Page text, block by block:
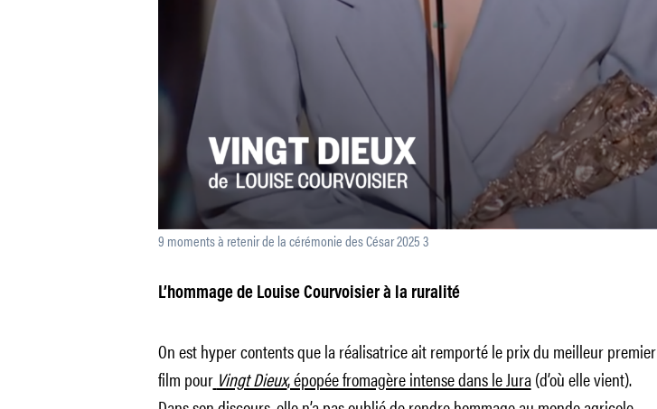
9 moments à retenir de la cérémonie des César 2025 3
L’hommage de Louise Courvoisier à la ruralité
On est hyper contents que la réalisatrice ait remporté le prix du meilleur premier
film pour Vingt Dieux, épopée fromagère intense dans le Jura(d’où elle vient).